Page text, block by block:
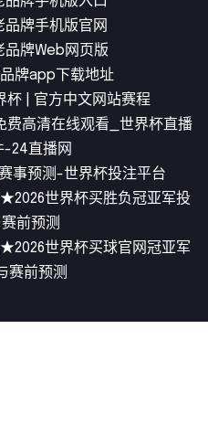
牌手机版官网
品牌Web网页版
牌app下载地址
杯 | 官方中文网站赛程
费高清在线观看_世界杯直播
-24直播网
事预测-世界杯投注平台
世界杯买胜负冠亚军投
前预测
世界杯买球官网冠亚军
赛前预测